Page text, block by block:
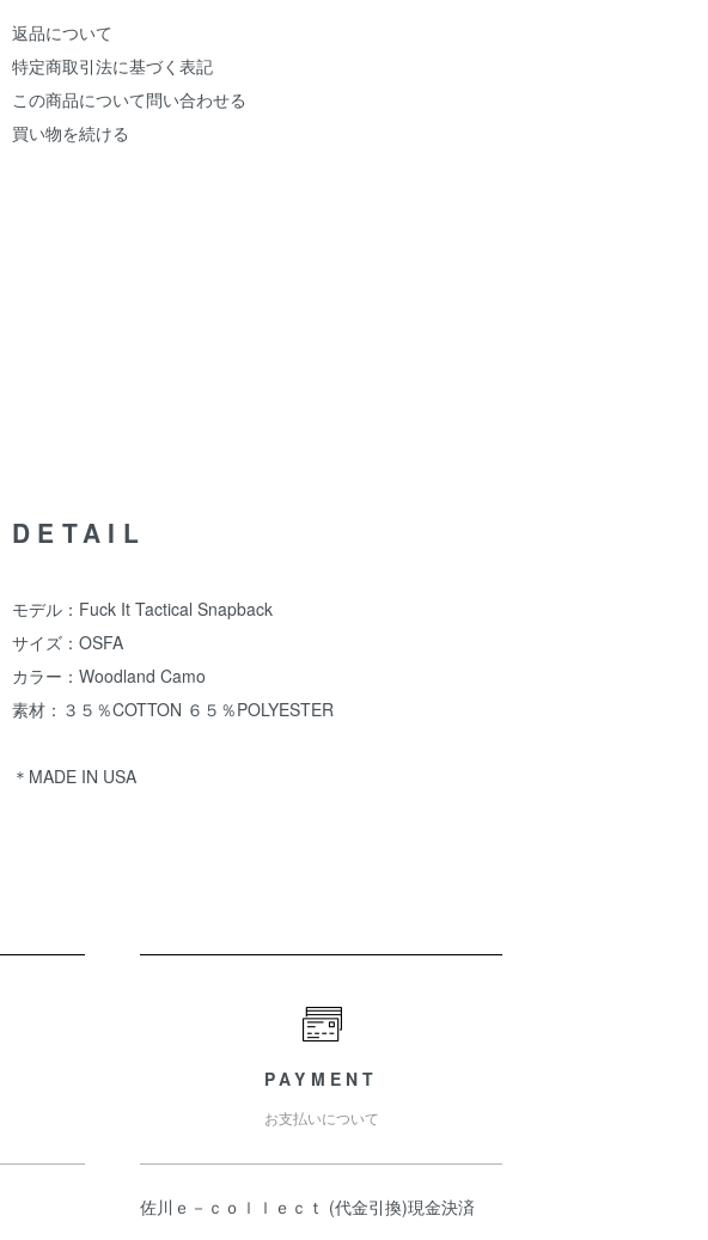
返品について
特定商取引法に基づく表記
この商品について問い合わせる
買い物を続ける
DETAIL
モデル：Fuck It Tactical Snapback
サイズ：OSFA
カラー：Woodland Camo
素材：３５％COTTON ６５％POLYESTER
＊MADE IN USA
PAYMENT
お支払いについて
佐川ｅ－ｃｏｌｌｅｃｔ (代金引換)現金決済